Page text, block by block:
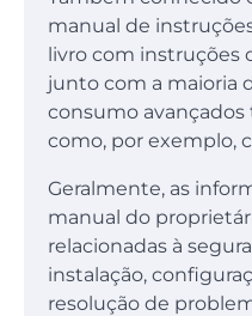
manual de
livro com instruções
junto com a maioria
consumo
como, por exemplo,
Geralmente, as
manual do
relacionadas à
instalação,
resolução de